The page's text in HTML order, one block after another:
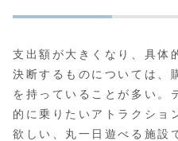
支出額が大きくなり、具体
決断するものについては、
を持っていることが多い。
的に乗りたいアトラクショ
欲しい、丸一日遊べる施設